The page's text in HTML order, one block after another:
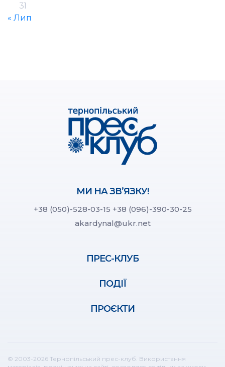
31
« Лип
МИ НА ЗВ’ЯЗКУ!
+38 (050)-528-03-15 +38 (096)-390-30-25
akardynal@ukr.net
ПРЕС-КЛУБ
ПОДІЇ
ПРОЄКТИ
© 2003-2026 Тернопільський прес-клуб. Використання